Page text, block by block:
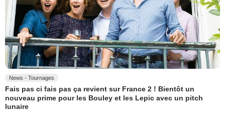
News - Tournages
Fais pas ci fais pas ça revient sur France 2 ! Bientôt un
nouveau prime pour les Bouley et les Lepic avec un pitch
lunaire